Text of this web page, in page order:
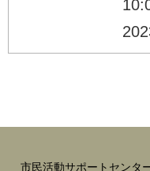
市民活動サポートセンタ